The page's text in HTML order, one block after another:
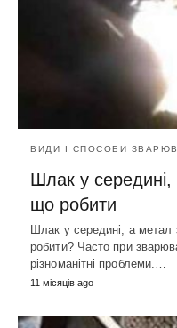
ВИДИ І СПОСОБИ
Шлак у
що робити
Шлак у середині, а
робити? Часто при
різноманітні проблеми.…
11 місяців ago